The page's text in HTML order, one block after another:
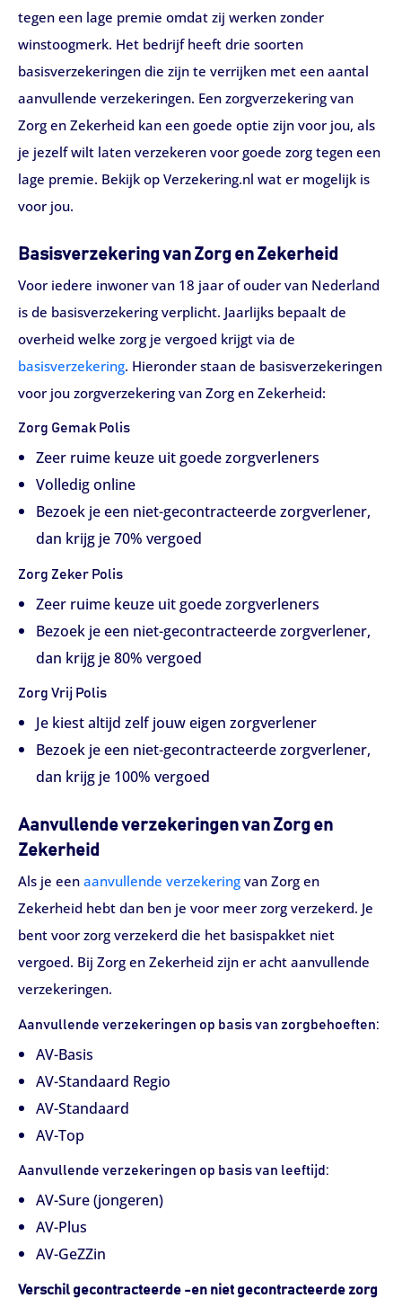
tegen een lage premie omdat zij werken zonder
winstoogmerk. Het bedrijf heeft drie soorten
basisverzekeringen die zijn te verrijken met een aantal
aanvullende verzekeringen. Een zorgverzekering van
Zorg en Zekerheid kan een goede optie zijn voor jou, als
je jezelf wilt laten verzekeren voor goede zorg tegen een
lage premie. Bekijk op Verzekering.nl wat er mogelijk is
voor jou.
Basisverzekering van Zorg en Zekerheid
Voor iedere inwoner van 18 jaar of ouder van Nederland
is de basisverzekering verplicht. Jaarlijks bepaalt de
overheid welke zorg je vergoed krijgt via de
basisverzekering. Hieronder staan de basisverzekeringen
voor jou zorgverzekering van Zorg en Zekerheid:
Zorg Gemak Polis
Zeer ruime keuze uit goede zorgverleners
Volledig online
Bezoek je een niet-gecontracteerde zorgverlener,
dan krijg je 70% vergoed
Zorg Zeker Polis
Zeer ruime keuze uit goede zorgverleners
Bezoek je een niet-gecontracteerde zorgverlener,
dan krijg je 80% vergoed
Zorg Vrij Polis
Je kiest altijd zelf jouw eigen zorgverlener
Bezoek je een niet-gecontracteerde zorgverlener,
dan krijg je 100% vergoed
Aanvullende verzekeringen van Zorg en
Zekerheid
Als je een aanvullende verzekering van Zorg en
Zekerheid hebt dan ben je voor meer zorg verzekerd. Je
bent voor zorg verzekerd die het basispakket niet
vergoed. Bij Zorg en Zekerheid zijn er acht aanvullende
verzekeringen.
Aanvullende verzekeringen op basis van zorgbehoeften:
AV-Basis
AV-Standaard Regio
AV-Standaard
AV-Top
Aanvullende verzekeringen op basis van leeftijd:
AV-Sure (jongeren)
AV-Plus
AV-GeZZin
Verschil gecontracteerde -en niet gecontracteerde zorg